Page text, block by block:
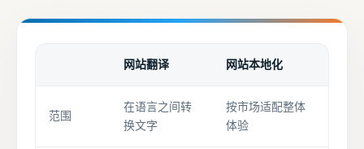
网站翻译 网站本地化
范围
在语言之间转
换文字
按市场适配整体
体验